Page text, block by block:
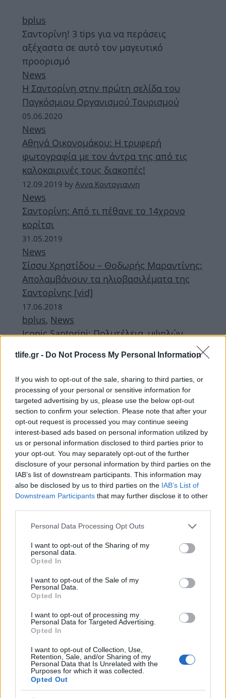
tlife.gr - Do Not Process My Personal Information
If you wish to opt-out of the sale, sharing to third parties, or
processing of your personal or sensitive information for
targeted advertising by us, please use the below opt-out
section to confirm your selection. Please note that after your
opt-out request is processed you may continue seeing
interest-based ads based on personal information utilized by
us or personal information disclosed to third parties prior to
your opt-out. You may separately opt-out of the further
disclosure of your personal information by third parties on the
IAB’s list of downstream participants. This information may
also be disclosed by us to third parties on the IAB’s List of
Downstream Participants that may further disclose it to other
Please note that this website/app uses one or more Google
not limited to your visit or usage behaviour. You may click to
grant or deny consent to Google and its third-party tags to
use your data for below specified purposes in below Google
consent section.
Personal Data Processing Opt Outs
I want to opt-out of the Sharing of my
personal data.
Opted In
I want to opt-out of the Sale of my
Personal Data.
Opted In
I want to opt-out of processing my
Personal Data for Targeted Advertising.
Opted In
I want to opt-out of Collection, Use,
Retention, Sale, and/or Sharing of my
Personal Data that Is Unrelated with the
Purposes for which it was collected.
Opted Out
bplus
Σαντορίνη! 3 tips για να περάσεις
αξέχαστα σε αυτό τον μαγευτικό
προορισμό
News
Η Σαντορίνη στην πρώτη σελίδα του
Παγκόσμιου Οργανισμού Τουρισμού
05.06.2020
News
Αθηνά Οικονομάκου: Η τρυφερή
φωτογραφία με τον άντρα της από τις
καλοκαιρινές τους διακοπές!
12.09.2019 by Αννα Κοντογιαννη
News
Σαντορίνη: Από τι πέθανε το 14χρονο
κορίτσι
31.05.2019
News
Σίσσυ Χρηστίδου – Θοδωρής Μαραντίνης:
Απολαμβάνουν τα ηλιοβασιλέματα της
Σαντορίνης [vid]
17.06.2018
bplus, News
Iconic Santorini: Πολυτέλεια, υψηλών
προδιαγραφών ανέσεις και θέα που κόβει
την ανάσα!
ΔΙΑΦΗΜΙΣΗ
News
Μπέττυ Μαγγίρα: Καλοκαιρινή απόδραση
στη Σαντορίνη! [pics,vids]
News
Έλενα Παπαβασιλείου: Ξέγνοιαστες
στιγμές στη Σαντορίνη!
13.07.2017
Νέες φωτογραφίες από τις διακοπές του
Jon Snow στην Ελλάδα – Μετά τις Σπέτσες
βρέθηκε στη Σαντορίνη
24.05.2017